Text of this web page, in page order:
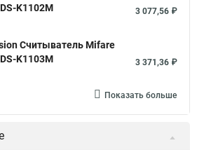
K1102M
3 077,56 ₽
Считыватель Mifare
K1103M
3 371,36 ₽
Показать больше